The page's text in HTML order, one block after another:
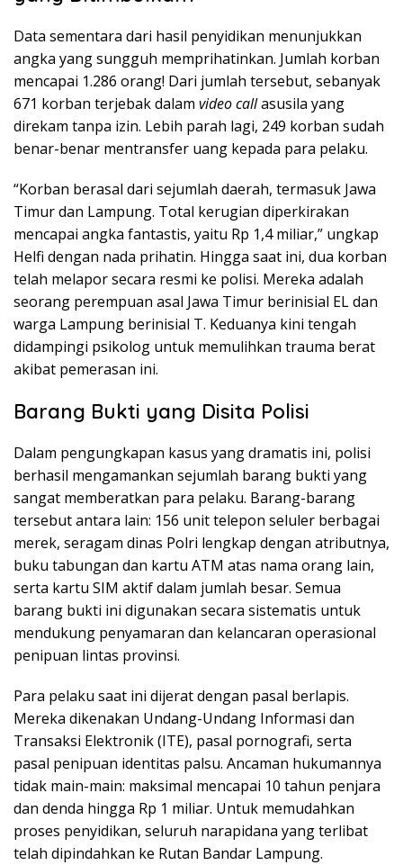
Data sementara dari hasil penyidikan menunjukkan
angka yang sungguh memprihatinkan. Jumlah korban
mencapai 1.286 orang! Dari jumlah tersebut, sebanyak
671 korban terjebak dalam video callasusila yang
direkam tanpa izin. Lebih parah lagi, 249 korban sudah
benar-benar mentransfer uang kepada para pelaku.
“Korban berasal dari sejumlah daerah, termasuk Jawa
Timur dan Lampung. Total kerugian diperkirakan
mencapai angka fantastis, yaitu Rp 1,4 miliar,” ungkap
Helfi dengan nada prihatin. Hingga saat ini, dua korban
telah melapor secara resmi ke polisi. Mereka adalah
seorang perempuan asal Jawa Timur berinisial EL dan
warga Lampung berinisial T. Keduanya kini tengah
didampingi psikolog untuk memulihkan trauma berat
akibat pemerasan ini.
Barang Bukti yang Disita Polisi
Dalam pengungkapan kasus yang dramatis ini, polisi
berhasil mengamankan sejumlah barang bukti yang
sangat memberatkan para pelaku. Barang-barang
tersebut antara lain: 156 unit telepon seluler berbagai
merek, seragam dinas Polri lengkap dengan atributnya,
buku tabungan dan kartu ATM atas nama orang lain,
serta kartu SIM aktif dalam jumlah besar. Semua
barang bukti ini digunakan secara sistematis untuk
mendukung penyamaran dan kelancaran operasional
penipuan lintas provinsi.
Para pelaku saat ini dijerat dengan pasal berlapis.
Mereka dikenakan Undang-Undang Informasi dan
Transaksi Elektronik (ITE), pasal pornografi, serta
pasal penipuan identitas palsu. Ancaman hukumannya
tidak main-main: maksimal mencapai 10 tahun penjara
dan denda hingga Rp 1 miliar. Untuk memudahkan
proses penyidikan, seluruh narapidana yang terlibat
telah dipindahkan ke Rutan Bandar Lampung.